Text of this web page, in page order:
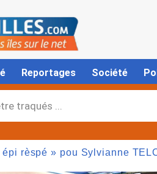
Reportages Société
rèspé » pou Sylvianne